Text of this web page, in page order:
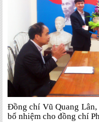
Đồng chí Vũ Quang
bổ nhiệm cho đồng chí